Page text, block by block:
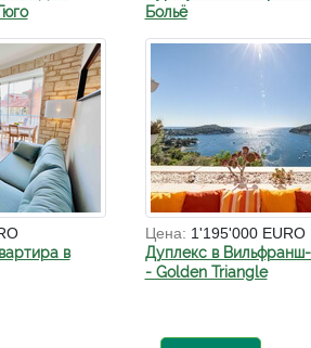
Больё
в
Цена: 1'195'000 EURO
Дуплекс в
- Golden Triangle